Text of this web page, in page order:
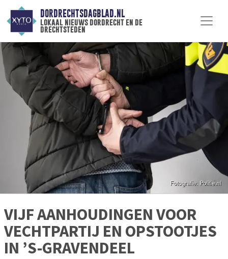
DORDRECHTSDAGBLAD.NL
lokaal nieuws dordrecht en de
drechtsteden
VIJF AANHOUDINGEN VOOR
VECHTPARTIJ EN OPSTOOTJES
IN ’S-GRAVENDEEL